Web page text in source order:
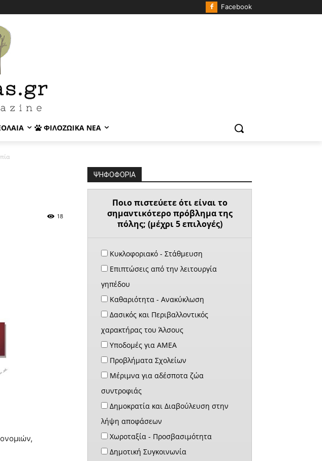
Facebook
ΦΙΛΟΖΩΙΚΆ ΝΈΑ
18
ΨΗΦΟΦΟΡΙΑ
Ποιο πιστεύετε ότι είναι το
σημαντικότερο πρόβλημα της
πόλης; (μέχρι 5 επιλογές)
Κυκλοφοριακό - Στάθμευση
Επιπτώσεις από την λειτουργία
γηπέδου
Καθαριότητα - Ανακύκλωση
Δασικός και Περιβαλλοντικός
χαρακτήρας του Άλσους
Υποδομές για ΑΜΕΑ
Προβλήματα Σχολείων
Μέριμνα για αδέσποτα ζώα
συντροφιάς
Δημοκρατία και Διαβούλευση στην
λήψη αποφάσεων
Χωροταξία - Προσβασιμότητα
Δημοτική Συγκοινωνία